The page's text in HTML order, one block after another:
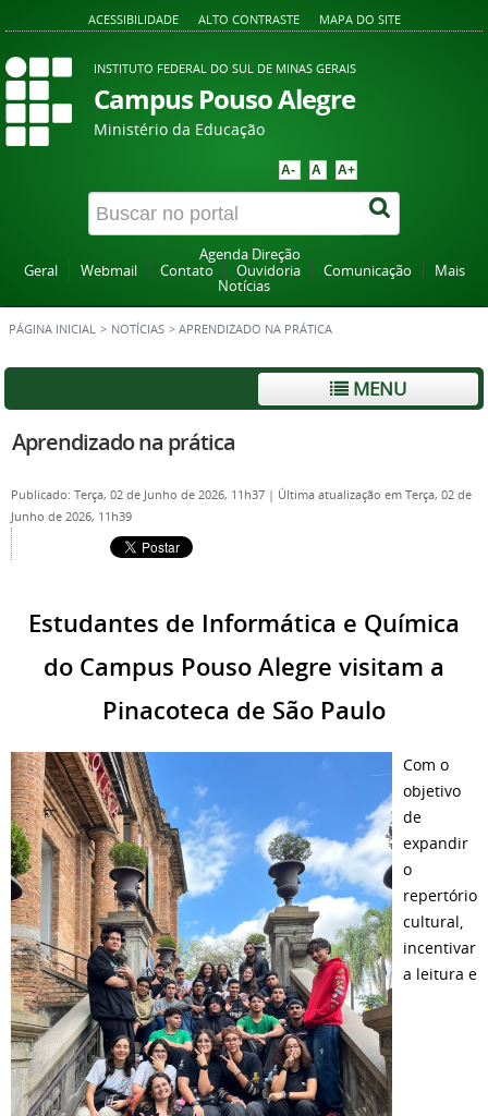
ACESSIBILIDADE ALTO CONTRASTE MAPA DO SITE
INSTITUTO FEDERAL DO SUL DE MINAS GERAIS
Campus Pouso Alegre
Ministério da Educação
A- A A+
Agenda Direção
Geral
Webmail Contato Ouvidoria Comunicação
Mais
Notícias
PÁGINA INICIAL > NOTÍCIAS > APRENDIZADO NA PRÁTICA
MENU
Aprendizado na prática
Publicado: Terça, 02 de Junho de 2026, 11h37 | Última atualização em Terça, 02 de
Junho de 2026, 11h39
Estudantes de Informática e Química
do Campus Pouso Alegre visitam a
Pinacoteca de São Paulo
Com o
objetivo
de
expandir
o
repertório
cultural,
incentivar
a leitura e